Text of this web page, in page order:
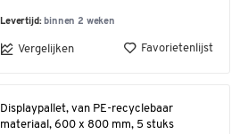
Levertijd: binnen 2 weken
Vergelijken Favorietenlijst
Displaypallet, van PE-recyclebaar
materiaal, 600 x 800 mm, 5 stuks